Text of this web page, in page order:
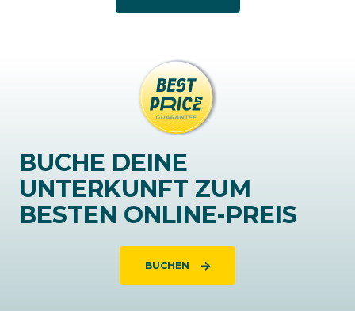
BUCHE DEINE
UNTERKUNFT ZUM
BESTEN ONLINE-PREIS
BUCHEN